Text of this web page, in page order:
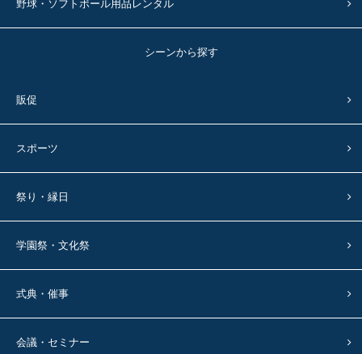
野球・ソフトボール用品レンタル
シーンから探す
販促
スポーツ
祭り・縁日
学園祭・文化祭
式典・催事
会議・セミナー